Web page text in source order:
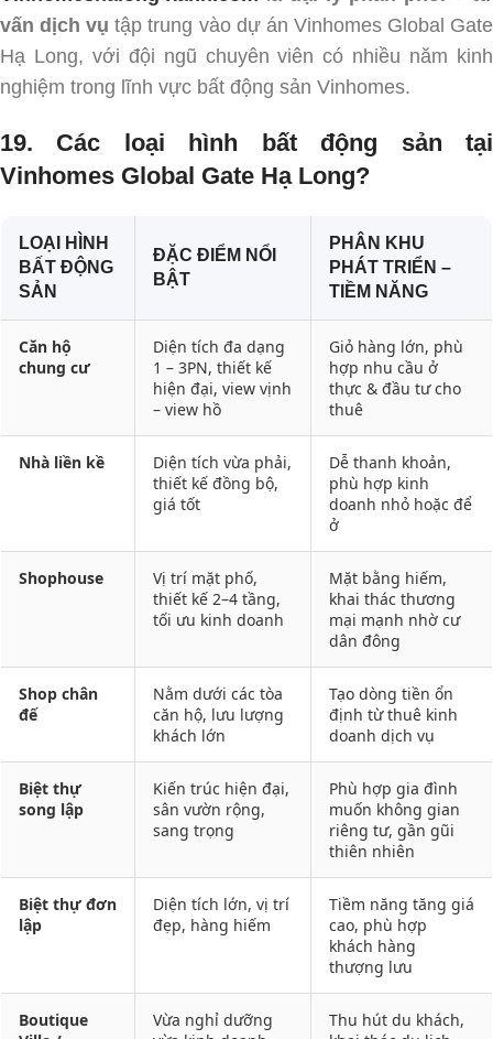
vấn dịch vụ tập trung vào dự án Vinhomes Global Gate
Hạ Long, với đội ngũ chuyên viên có nhiều năm kinh
nghiệm trong lĩnh vực bất động sản Vinhomes.
19. Các loại hình bất động sản tại
Vinhomes Global Gate Hạ Long?
LOẠI HÌNH
BẤT ĐỘNG
SẢN
ĐẶC ĐIỂM NỔI
BẬT
PHÂN KHU
PHÁT TRIỂN –
TIỀM NĂNG
Căn hộ
chung cư
Diện tích đa dạng
1 – 3PN, thiết kế
hiện đại, view vịnh
– view hồ
Giỏ hàng lớn, phù
hợp nhu cầu ở
thực & đầu tư cho
thuê
Nhà liền kề
Diện tích vừa phải,
thiết kế đồng bộ,
giá tốt
Dễ thanh khoản,
phù hợp kinh
doanh nhỏ hoặc để
ở
Shophouse
Vị trí mặt phố,
thiết kế 2–4 tầng,
tối ưu kinh doanh
Mặt bằng hiếm,
khai thác thương
mại mạnh nhờ cư
dân đông
Shop chân
đế
Nằm dưới các tòa
căn hộ, lưu lượng
khách lớn
Tạo dòng tiền ổn
định từ thuê kinh
doanh dịch vụ
Biệt thự
song lập
Kiến trúc hiện đại,
sân vườn rộng,
sang trọng
Phù hợp gia đình
muốn không gian
riêng tư, gần gũi
thiên nhiên
Biệt thự đơn
lập
Diện tích lớn, vị trí
đẹp, hàng hiếm
Tiềm năng tăng giá
cao, phù hợp
khách hàng
thượng lưu
Boutique
Vừa nghỉ dưỡng
Thu hút du khách,